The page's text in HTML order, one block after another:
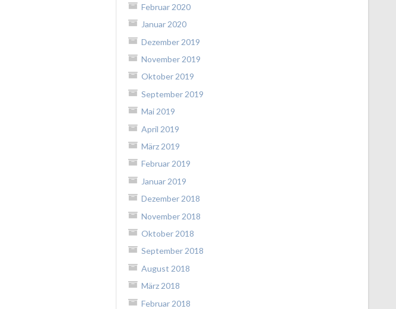
Februar 2020
Januar 2020
Dezember 2019
November 2019
Oktober 2019
September 2019
Mai 2019
April 2019
März 2019
Februar 2019
Januar 2019
Dezember 2018
November 2018
Oktober 2018
September 2018
August 2018
März 2018
Februar 2018